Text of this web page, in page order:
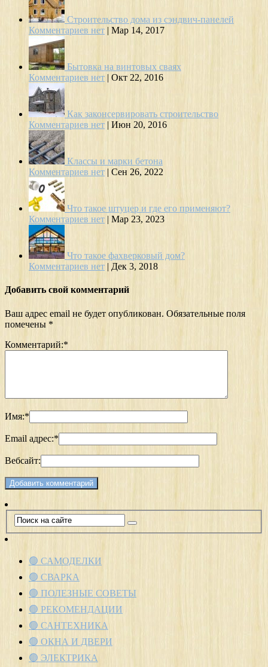
Строительство дома из сэндвич-панелей
Комментариев нет | Мар 14, 2017
Бытовка на винтовых сваях
Комментариев нет | Окт 22, 2016
Как законсервировать строительство
Комментариев нет | Июн 20, 2016
Классы и марки бетона
Комментариев нет | Сен 26, 2022
Что такое штуцер и где его применяют?
Комментариев нет | Мар 23, 2023
Что такое фахверковый дом?
Комментариев нет | Дек 3, 2018
Добавить свой комментарий
Ваш адрес email не будет опубликован. Обязательные поля
помечены *
Комментарий:*
Имя:*
Email адрес:*
Вебсайт:
🟢 САМОДЕЛКИ
🟢 СВАРКА
🟢 ПОЛЕЗНЫЕ СОВЕТЫ
🟢 РЕКОМЕНДАЦИИ
🟢 САНТЕХНИКА
🟢 ОКНА И ДВЕРИ
🟢 ЭЛЕКТРИКА